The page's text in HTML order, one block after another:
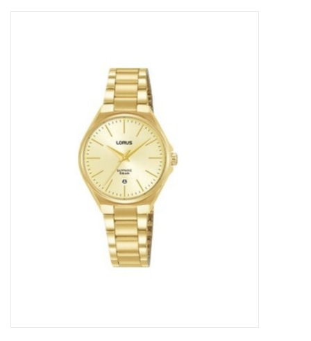
Merken
Cadeaukaarten